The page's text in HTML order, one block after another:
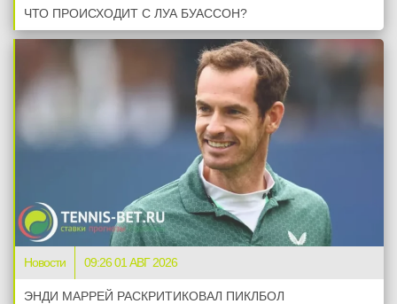
ЧТО ПРОИСХОДИТ С ЛУА БУАССОН?
Новости 09:26 01 АВГ 2026
ЭНДИ МАРРЕЙ РАСКРИТИКОВАЛ ПИКЛБОЛ